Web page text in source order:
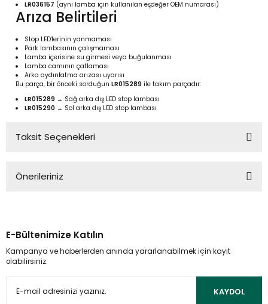
LR036157 (aynı lamba için kullanılan eşdeğer OEM numarası)
Arıza Belirtileri
Stop LED'lerinin yanmaması
Park lambasının çalışmaması
Lamba içerisine su girmesi veya buğulanması
Lamba camının çatlaması
Arka aydınlatma arızası uyarısı
Bu parça, bir önceki sorduğun LR015289 ile takım parçadır:
LR015289 → Sağ arka dış LED stop lambası
LR015290 → Sol arka dış LED stop lambası
Taksit Seçenekleri
Önerileriniz
kullanarak tarafımıza iletebilirsiniz.
Görüş ve önerileriniz için teşekkür ederiz.
Ürün açıklamasında eksik bilgiler bulunuyor.
E-Bültenimize Katılın
Kampanya ve haberlerden anında yararlanabilmek için kayıt
olabilirsiniz.
KAYDOL